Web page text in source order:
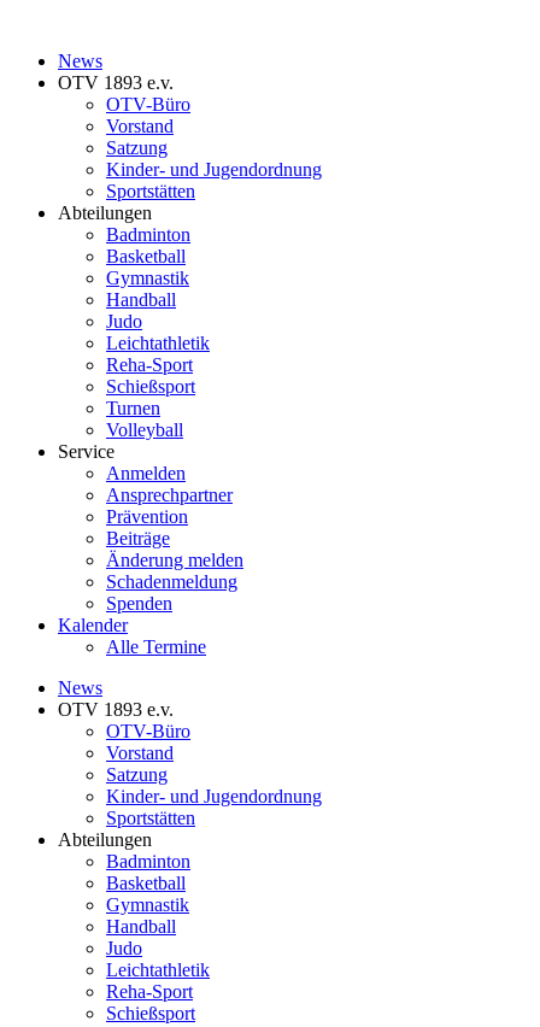
News
OTV 1893 e.v.
OTV-Büro
Vorstand
Satzung
Kinder- und Jugendordnung
Sportstätten
Abteilungen
Badminton
Basketball
Gymnastik
Handball
Judo
Leichtathletik
Reha-Sport
Schießsport
Turnen
Volleyball
Service
Anmelden
Ansprechpartner
Prävention
Beiträge
Änderung melden
Schadenmeldung
Spenden
Kalender
Alle Termine
News
OTV 1893 e.v.
OTV-Büro
Vorstand
Satzung
Kinder- und Jugendordnung
Sportstätten
Abteilungen
Badminton
Basketball
Gymnastik
Handball
Judo
Leichtathletik
Reha-Sport
Schießsport